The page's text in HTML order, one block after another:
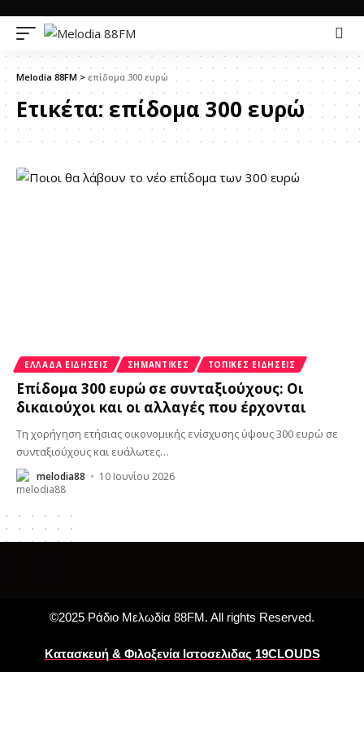
Melodia 88FM > επίδομα 300 ευρώ
Ετικέτα:επίδομα 300 ευρώ
ΕΛΛΆΔΑ ΕΙΔΉΣΕΙΣ ΣΗΜΑΝΤΙΚΈΣ ΤΟΠΙΚΈΣ ΕΙΔΉΣΕΙΣ
Επίδομα 300 ευρώ σε συνταξιούχους: Οι
δικαιούχοι και οι αλλαγές που έρχονται
Τη χορήγηση ετήσιας οικονομικής ενίσχυσης ύψους 300 ευρώ σε
συνταξιούχους και ευάλωτες…
melodia88 10 Ιουνίου 2026
©2025 Ράδιο Μελωδία 88FM. All rights Reserved.
Κατασκευή & Φιλοξενία Ιστοσελιδας 19CLOUDS